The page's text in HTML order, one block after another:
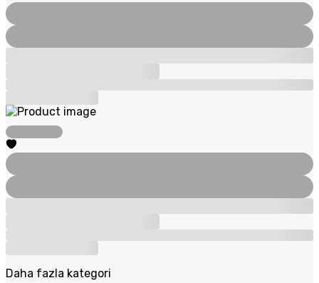
Daha fazla kategori